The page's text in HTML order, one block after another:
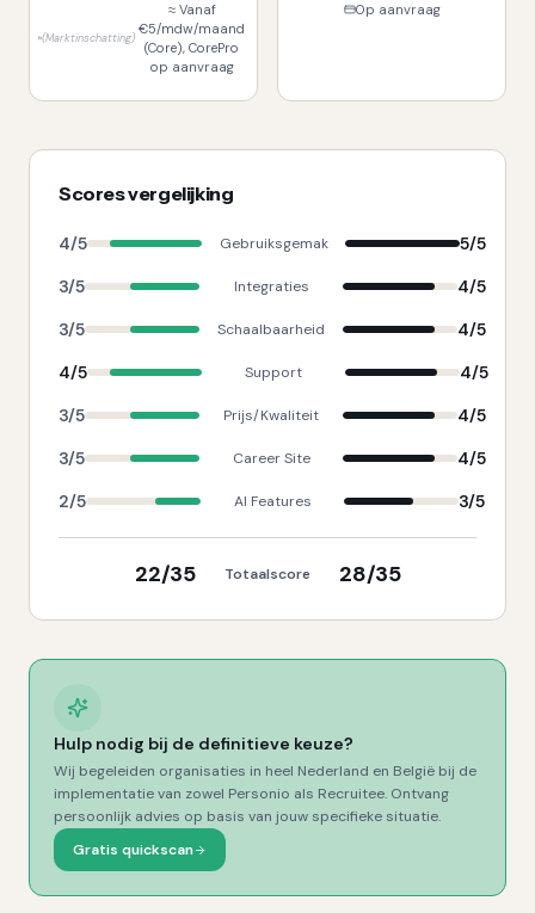
(Marktinschatting)
≈ Vanaf
€5/mdw/maand
(Core), CorePro
op aanvraag
Op aanvraag
Scores vergelijking
4/5 Gebruiksgemak 5/5
3/5 Integraties 4/5
3/5 Schaalbaarheid 4/5
4/5 Support 4/5
3/5 Prijs/Kwaliteit 4/5
3/5 Career Site 4/5
2/5 AI Features 3/5
22/35 Totaalscore 28/35
Hulp nodig bij de definitieve keuze?
Wij begeleiden organisaties in heel Nederland en België bij de
implementatie van zowel Personio als Recruitee. Ontvang
persoonlijk advies op basis van jouw specifieke situatie.
Gratis quickscan